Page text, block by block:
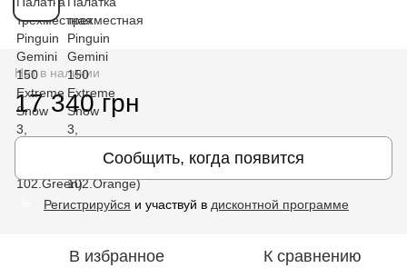
Нет в наличии
17 340 грн
Сообщить, когда появится
Регистрируйся и участвуй в дисконтной программе
В избранное К сравнению